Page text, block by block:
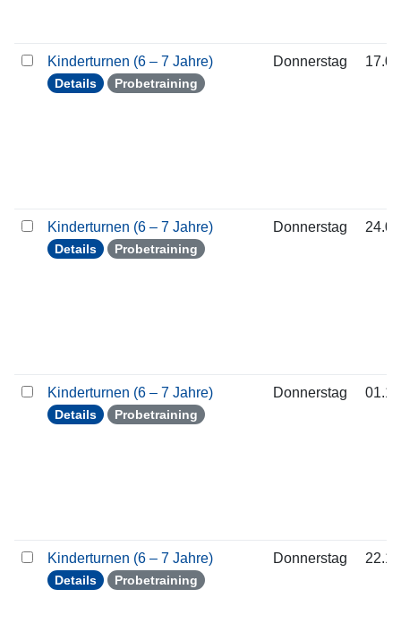
Kinderturnen (6 – 7 Jahre)
Details Probetraining
Donnerstag
Kinderturnen (6 – 7 Jahre)
Details Probetraining
Donnerstag
Kinderturnen (6 – 7 Jahre)
Details Probetraining
Donnerstag
Kinderturnen (6 – 7 Jahre)
Details Probetraining
Donnerstag